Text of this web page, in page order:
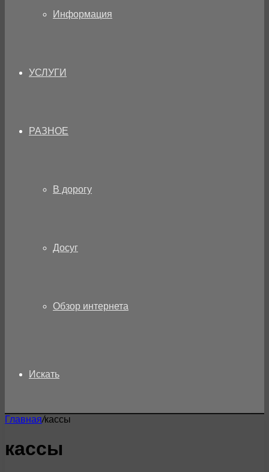
Информация
УСЛУГИ
РАЗНОЕ
В дорогу
Досуг
Обзор интернета
Искать
Главная/кассы
кассы